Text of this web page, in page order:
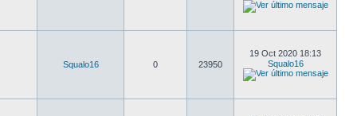
Squalo16 0 23950
19 Oct 2020 18:13
Squalo16